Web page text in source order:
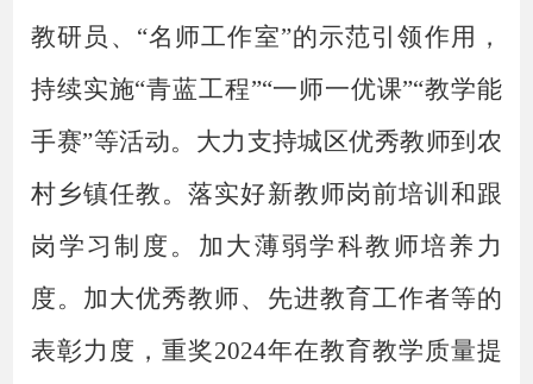
教研员、 “名师工作室”的示范引领作用，
持续实施“青蓝工程”“一师一优课”“教学能
手赛”等活动。 大力支持城区优秀教师到农
村乡镇任教。落实好新教师岗前培训和跟
岗学习制度。加大薄弱学科教师培养力
度。加大优秀教师、先进教育工作者等的
表彰力度，重奖2024年在教育教学质量提